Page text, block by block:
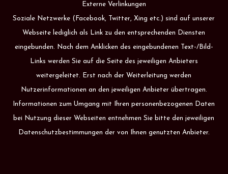
Externe Verlinkungen
Soziale Netzwerke (Facebook, Twitter, Xing etc.) sind auf unserer
Webseite lediglich als Link zu den entsprechenden Diensten
eingebunden. Nach dem Anklicken des eingebundenen Text-/Bild-
Links werden Sie auf die Seite des jeweiligen Anbieters
weitergeleitet. Erst nach der Weiterleitung werden
Nutzerinformationen an den jeweiligen Anbieter übertragen.
Informationen zum Umgang mit Ihren personenbezogenen Daten
bei Nutzung dieser Webseiten entnehmen Sie bitte den jeweiligen
Datenschutzbestimmungen der von Ihnen genutzten Anbieter.